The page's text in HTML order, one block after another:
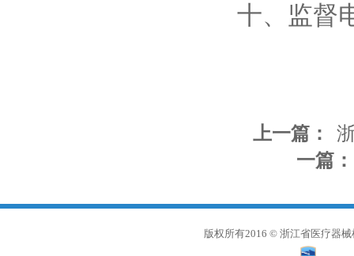
十、监督
上一篇：
一篇：
版权所有2016 © 浙江省医疗器